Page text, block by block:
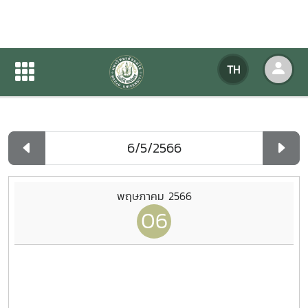
TH
ปฏิทินกิจกรรมของหน่วยงาน
ปฏิทินกิจกรรมของหน่วยงาน
พฤษภาคม 2566
06